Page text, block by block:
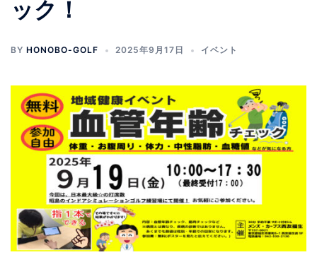
ック！
BY HONOBO-GOLF 2025年9月17日 イベント